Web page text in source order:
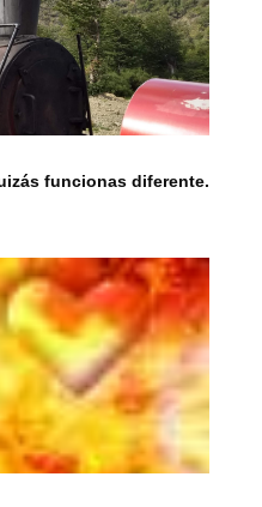
funcionas diferente.